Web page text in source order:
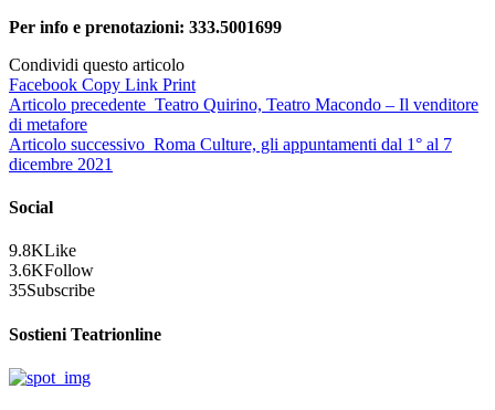
Per info e prenotazioni: 333.5001699
Condividi questo articolo
Facebook Copy Link Print
Articolo precedente Teatro Quirino, Teatro Macondo – Il venditore
di metafore
Articolo successivo Roma Culture, gli appuntamenti dal 1° al 7
dicembre 2021
Social
9.8KLike
3.6KFollow
35Subscribe
Sostieni Teatrionline